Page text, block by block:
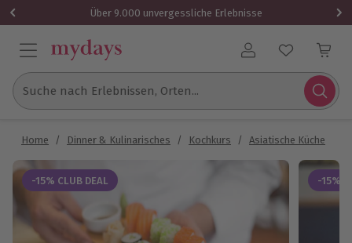
Über 9.000 unvergessliche Erlebnisse
Benutzerkonto
Suche nach Erlebnissen, Orten...
Home / Dinner & Kulinarisches / Kochkurs / Asiatische Küche
-15% CLUB DEAL -15%